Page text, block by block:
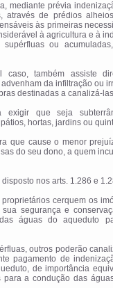
mediante prévia
através de prédios
às primeiras
à agricultura e à
ou
caso, também assiste
da infiltração ou
destinadas a canalizá-
exigir que seja
hortas, jardins ou
que cause o menor
do seu dono, a quem
nos arts. 1.286 e
cerquem os
segurança e
águas do aqueduto
outros poderão
pagamento de
de importância
para a condução das